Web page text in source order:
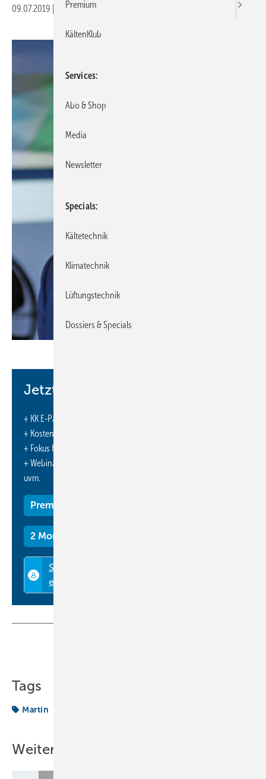
09.07.2019 Veröffentlicht in
Deutschland bei ebm-papst. Nach seinem Studium der Elektrotechnik
beschäftigte er sich mit der Entwicklung von EC-Motoren. 2007
begann seine Karriere als Vertriebsingenieur bei ebm-papst. Später
leitete Schulz ein Team von Vertriebsingenieuren für den asiatischen
Markt. 2016 übernahm er globale Verantwortung als Sales Manager
Refrigeration.
Jetzt weiterlesen und profitieren.
+ KK E-Paper-Ausgabe – jeden Monat neu
+ Kostenfreien Zugang zu unserem Online-Archiv
+ Fokus KK: Sonderhefte (PDF)
+ Webinare und Veranstaltungen mit Rabatten
uvm.
Premium Mitgliedschaft
2 Monate kostenlos testen
Tags
Martin
Weitere Inhalte
Premium
KältenKlub
Services
Abo & Shop
Media
Newsletter
Specials
Kältetechnik
Klimatechnik
Lüftungstechnik
Dossiers & Specials